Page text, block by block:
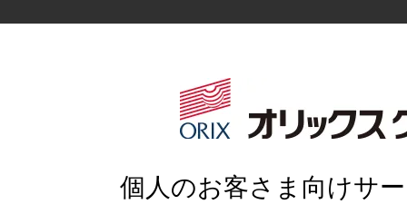
個人のお客さま向けサ